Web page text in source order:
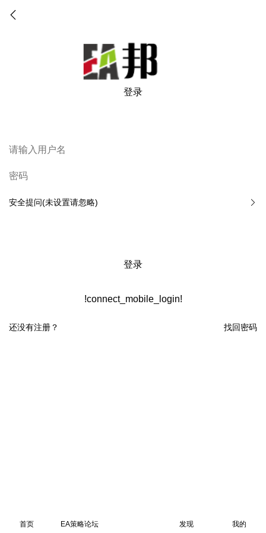
登录
安全提问(未设置请忽略)
登录
!connect_mobile_login!
找回密码
还没有注册？
首页 EA策略论坛 发现 我的